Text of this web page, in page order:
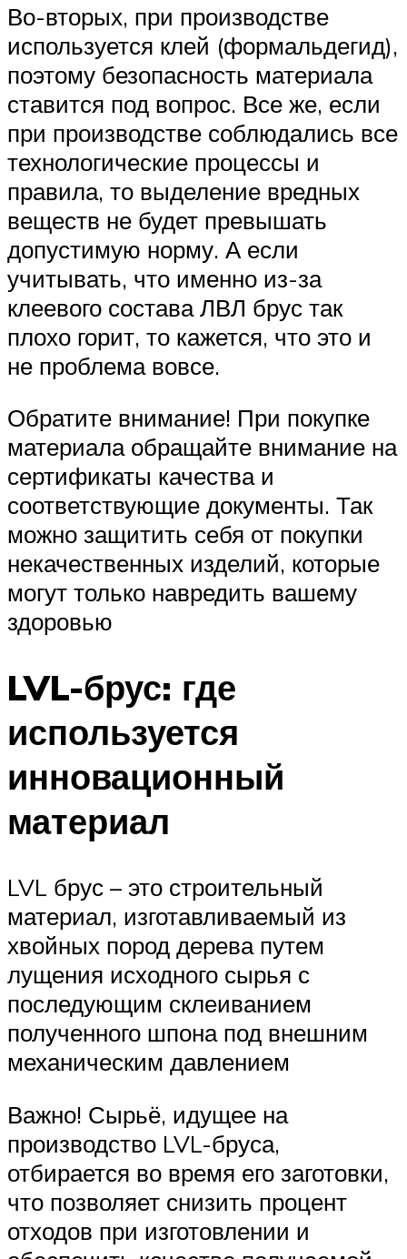
Во-вторых, при производстве
используется клей (формальдегид),
поэтому безопасность материала
ставится под вопрос. Все же, если
при производстве соблюдались все
технологические процессы и
правила, то выделение вредных
веществ не будет превышать
допустимую норму. А если
учитывать, что именно из-за
клеевого состава ЛВЛ брус так
плохо горит, то кажется, что это и
не проблема вовсе.
Обратите внимание! При покупке
материала обращайте внимание на
сертификаты качества и
соответствующие документы. Так
можно защитить себя от покупки
некачественных изделий, которые
могут только навредить вашему
здоровью
LVL-брус: где
используется
инновационный
материал
LVL брус – это строительный
материал, изготавливаемый из
хвойных пород дерева путем
лущения исходного сырья с
последующим склеиванием
полученного шпона под внешним
механическим давлением
Важно! Сырьё, идущее на
производство LVL-бруса,
отбирается во время его заготовки,
что позволяет снизить процент
отходов при изготовлении и